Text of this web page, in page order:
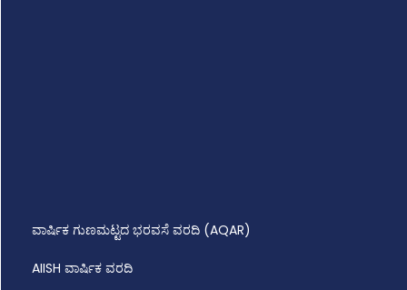
ವಾರ್ಷಿಕ ಗುಣಮಟ್ಟದ ಭರವಸೆ ವರದಿ (AQAR)
AIISH ವಾರ್ಷಿಕ ವರದಿ